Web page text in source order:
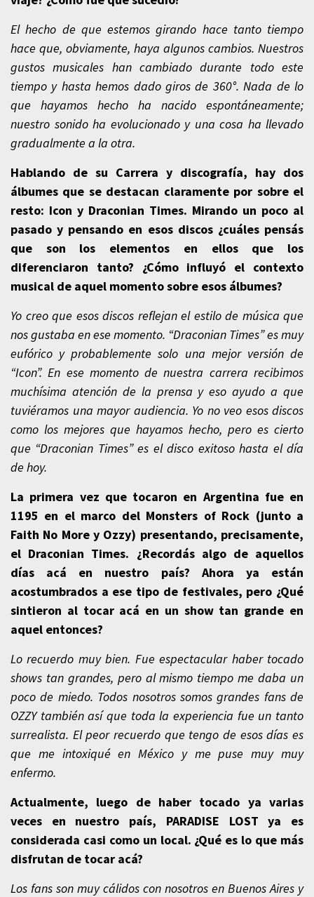
El hecho de que estemos girando hace tanto tiempo
hace que, obviamente, haya algunos cambios. Nuestros
gustos musicales han cambiado durante todo este
tiempo y hasta hemos dado giros de 360°. Nada de lo
que hayamos hecho ha nacido espontáneamente;
nuestro sonido ha evolucionado y una cosa ha llevado
gradualmente a la otra.
Hablando de su Carrera y discografía, hay dos
álbumes que se destacan claramente por sobre el
resto: Icon y Draconian Times. Mirando un poco al
pasado y pensando en esos discos ¿cuáles pensás
que son los elementos en ellos que los
diferenciaron tanto? ¿Cómo influyó el contexto
musical de aquel momento sobre esos álbumes?
Yo creo que esos discos reflejan el estilo de música que
nos gustaba en ese momento. “Draconian Times” es muy
eufórico y probablemente solo una mejor versión de
“Icon”. En ese momento de nuestra carrera recibimos
muchísima atención de la prensa y eso ayudo a que
tuviéramos una mayor audiencia. Yo no veo esos discos
como los mejores que hayamos hecho, pero es cierto
que “Draconian Times” es el disco exitoso hasta el día
de hoy.
La primera vez que tocaron en Argentina fue en
1195 en el marco del Monsters of Rock (junto a
Faith No More y Ozzy) presentando, precisamente,
el Draconian Times. ¿Recordás algo de aquellos
días acá en nuestro país? Ahora ya están
acostumbrados a ese tipo de festivales, pero ¿Qué
sintieron al tocar acá en un show tan grande en
aquel entonces?
Lo recuerdo muy bien. Fue espectacular haber tocado
shows tan grandes, pero al mismo tiempo me daba un
poco de miedo. Todos nosotros somos grandes fans de
OZZY también así que toda la experiencia fue un tanto
surrealista. El peor recuerdo que tengo de esos días es
que me intoxiqué en México y me puse muy muy
enfermo.
Actualmente, luego de haber tocado ya varias
veces en nuestro país, PARADISE LOST ya es
considerada casi como un local. ¿Qué es lo que más
disfrutan de tocar acá?
Los fans son muy cálidos con nosotros en Buenos Aires y